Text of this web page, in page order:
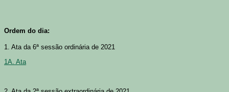
Ordem do dia:
1. Ata da 6ª sessão ordinária de 2021
1A. Ata